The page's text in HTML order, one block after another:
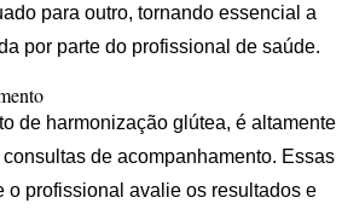
para outro, tornando essencial a
por parte do profissional de saúde.
de harmonização glútea, é altamente
de acompanhamento. Essas
o profissional avalie os resultados e